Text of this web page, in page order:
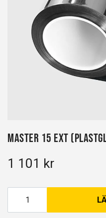
Master 15 EXT
1 101 kr